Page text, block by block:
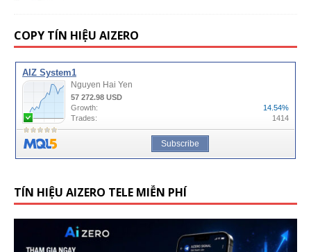
COPY TÍN HIỆU AIZERO
TÍN HIỆU AIZERO TELE MIỄN PHÍ